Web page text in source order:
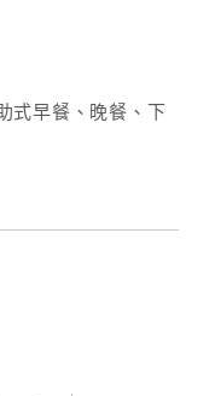
式早餐、晚餐、下